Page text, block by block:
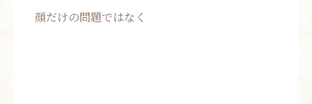
顔だけの問題ではなく